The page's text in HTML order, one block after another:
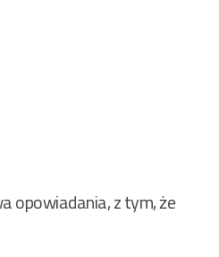
opowiadania, z tym, że